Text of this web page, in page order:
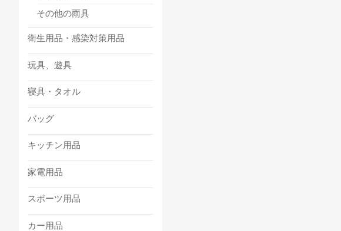
その他の雨具
衛生用品・感染対策用品
玩具、遊具
寝具・タオル
バッグ
キッチン用品
家電用品
スポーツ用品
カー用品